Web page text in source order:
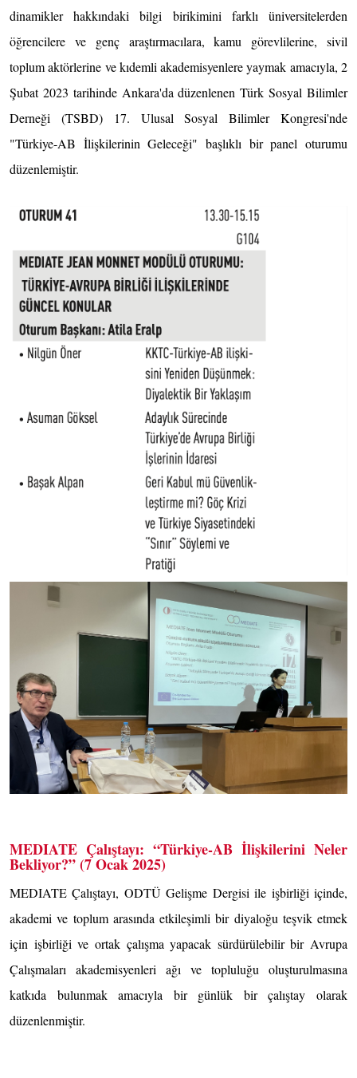
dinamikler hakkındaki bilgi birikimini farklı üniversitelerden
öğrencilere ve genç araştırmacılara, kamu görevlilerine, sivil
toplum aktörlerine ve kıdemli akademisyenlere yaymak amacıyla, 2
Şubat 2023 tarihinde Ankara'da düzenlenen Türk Sosyal Bilimler
Derneği (TSBD) 17. Ulusal Sosyal Bilimler Kongresi'nde
"Türkiye-AB İlişkilerinin Geleceği" başlıklı bir panel oturumu
düzenlemiştir.
MEDIATE Çalıştayı: “Türkiye-AB İlişkilerini Neler
Bekliyor?” (7 Ocak 2025)
MEDIATE Çalıştayı, ODTÜ Gelişme Dergisi ile işbirliği içinde,
akademi ve toplum arasında etkileşimli bir diyaloğu teşvik etmek
için işbirliği ve ortak çalışma yapacak sürdürülebilir bir Avrupa
Çalışmaları akademisyenleri ağı ve topluluğu oluşturulmasına
katkıda bulunmak amacıyla bir günlük bir çalıştay olarak
düzenlenmiştir.